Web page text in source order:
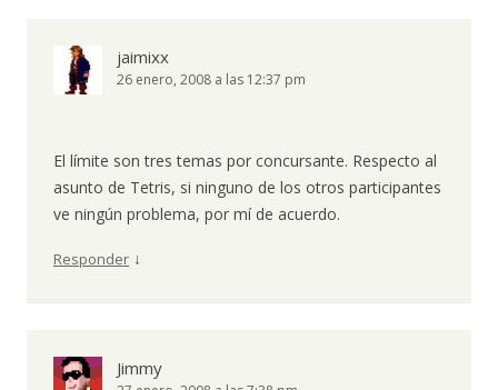
jaimixx
26 enero, 2008 a las 12:37 pm
El límite son tres temas por concursante. Respecto al
asunto de Tetris, si ninguno de los otros participantes
ve ningún problema, por mí de acuerdo.
Responder ↓
Jimmy